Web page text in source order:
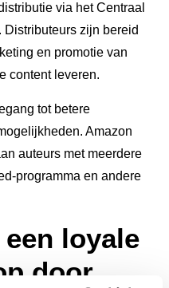
via het Centraal
zijn bereid
en promotie van
content leveren.
tot betere
Amazon
auteurs met meerdere
programma en andere
loyale
door